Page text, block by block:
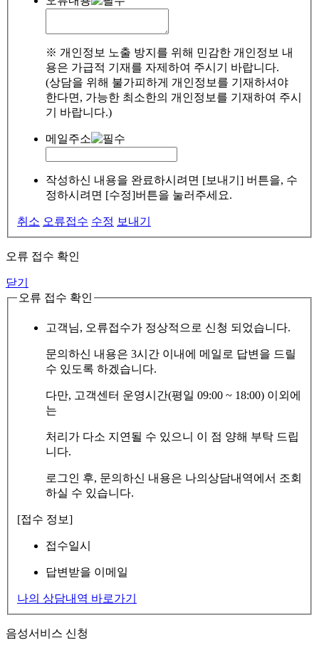
※ 개인정보 노출 방지를 위해 민감한 개인정보 내
용은 가급적 기재를 자제하여 주시기 바랍니다.
(상담을 위해 불가피하게 개인정보를 기재하셔야
한다면, 가능한 최소한의 개인정보를 기재하여 주시
기 바랍니다.)
메일주소
작성하신 내용을 완료하시려면 [보내기] 버튼을, 수
정하시려면 [수정]버튼을 눌러주세요.
취소 오류접수 수정 보내기
오류 접수 확인
닫기
오류 접수 확인
고객님, 오류접수가 정상적으로 신청 되었습니다.
문의하신 내용은 3시간 이내에 메일로 답변을 드릴
수 있도록 하겠습니다.
다만, 고객센터 운영시간(평일 09:00 ~ 18:00) 이외에
는
처리가 다소 지연될 수 있으니 이 점 양해 부탁 드립
니다.
로그인 후, 문의하신 내용은 나의상담내역에서 조회
하실 수 있습니다.
[접수 정보]
접수일시
답변받을 이메일
나의 상담내역 바로가기
음성서비스 신청